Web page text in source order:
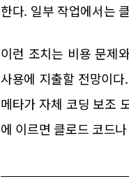
한다. 일부 작업에서는
이런 조치는 비용 문제
사용에 지출할 전망이
메타가 자체 코딩 보조
에 이르면 클로드 코드